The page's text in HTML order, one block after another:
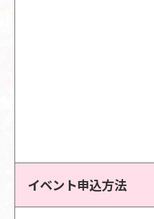
イベント申込方法